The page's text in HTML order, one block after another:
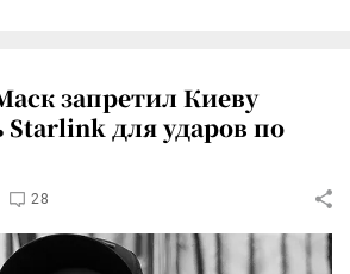
запретил Киеву
Starlink для ударов по
28